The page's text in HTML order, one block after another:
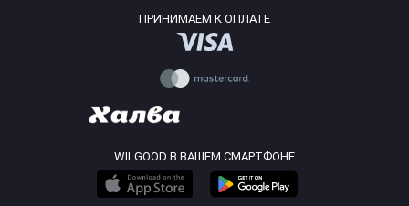
ПРИНИМАЕМ К ОПЛАТЕ
WILGOOD В ВАШЕМ СМАРТФОНЕ